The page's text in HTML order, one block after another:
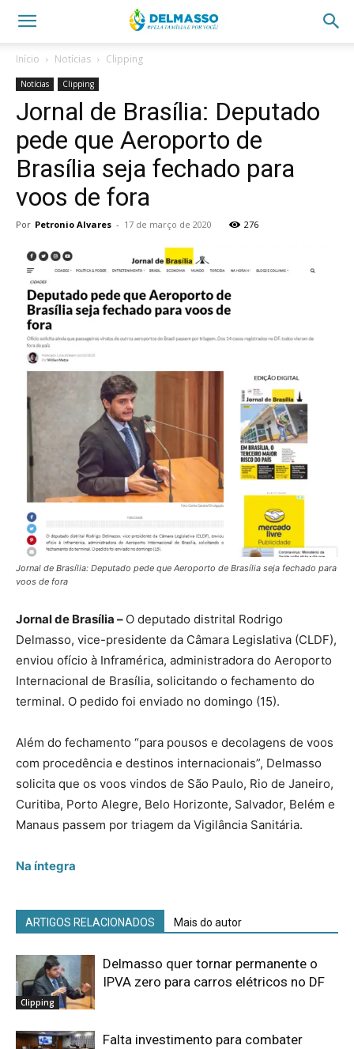
Início Notícias Clipping
Notícias Clipping
Jornal de Brasília: Deputado
pede que Aeroporto de
Brasília seja fechado para
voos de fora
Por Petronio Alvares - 17 de março de 2020 276
Jornal de Brasília: Deputado pede que Aeroporto de Brasília seja fechado para
voos de fora
Jornal de Brasília – O deputado distrital Rodrigo
Delmasso, vice-presidente da Câmara Legislativa (CLDF),
enviou ofício à Inframérica, administradora do Aeroporto
Internacional de Brasília, solicitando o fechamento do
terminal. O pedido foi enviado no domingo (15).
Além do fechamento “para pousos e decolagens de voos
com procedência e destinos internacionais”, Delmasso
solicita que os voos vindos de São Paulo, Rio de Janeiro,
Curitiba, Porto Alegre, Belo Horizonte, Salvador, Belém e
Manaus passem por triagem da Vigilância Sanitária.
Na íntegra
ARTIGOS RELACIONADOS Mais do autor
Clipping
Delmasso quer tornar permanente o
IPVA zero para carros elétricos no DF
Falta investimento para combater